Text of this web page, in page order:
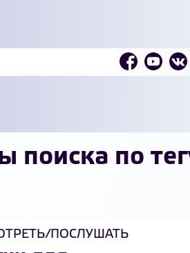
поиска по
ПОСЛУШАТЬ